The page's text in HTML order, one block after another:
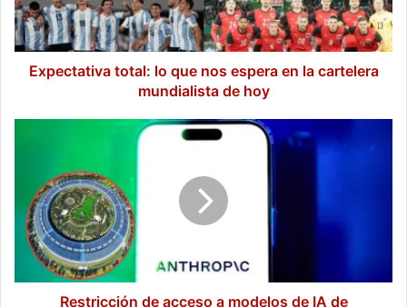
en
la
cartelera
mundialista
Expectativa total: lo que nos espera en la cartelera
mundialista de hoy
modelos
de
Anthropic
Restricción de acceso a modelos de IA de